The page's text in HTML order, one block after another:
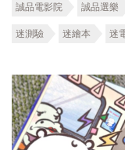
誠品電影院 誠品選樂
迷測驗 迷繪本 迷